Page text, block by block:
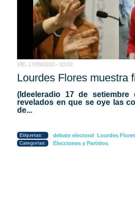
VIE, 17/09/2010 - 10:02
Lourdes Flores muestra
(Ideeleradio 17 de setiembre
revelados en que se oye las
de...
Etiquetas: debate electoral Lourdes
Categorías: Elecciones y Partidos